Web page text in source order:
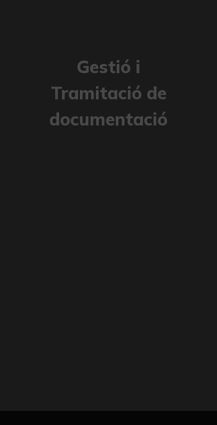
Gestió i
Tramitació de
documentació